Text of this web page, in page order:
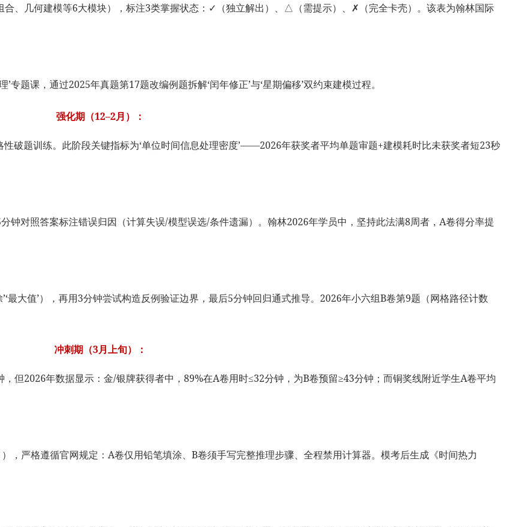
、几何建模等6大模块），标注3类掌握状态：✓（独立解出）、△（需提示）、✗（完全卡壳）。该表为翰林国际
题课，通过2025年真题第17题改编例题拆解‘闰年修正’与‘星期偏移’双约束建模过程。
强化期（12–2月）：
破题训练。此阶段关键指标为‘单位时间信息处理密度’——2026年获奖者平均单题审题+建模耗时比未获奖者短23秒
钟对照答案标注错误归因（计算失误/模型误选/条件遗漏）。翰林2026年学员中，坚持此法满8周者，A卷得分率提
最大值’），再用3分钟尝试构造反例验证边界，最后5分钟回归通式推导。2026年小六组B卷第9题（网格路径计数
冲刺期（3月上旬）：
但2026年数据显示：金/银牌获得者中，89%在A卷用时≤32分钟，为B卷预留≥43分钟；而铜奖线附近学生A卷平均
，严格遵循官网规定：A卷仅用铅笔填涂、B卷须手写完整推理步骤、全程禁用计算器。模考后生成《时间热力